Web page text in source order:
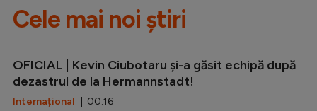
Cele mai noi știri
OFICIAL | Kevin Ciubotaru și-a găsit echipă după
dezastrul de la Hermannstadt!
Internațional | 00:16